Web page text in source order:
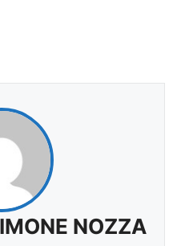
NOZZA